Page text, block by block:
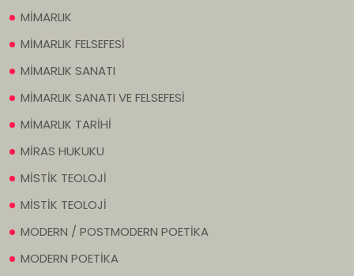
MİMARLIK
MİMARLIK FELSEFESİ
MİMARLIK SANATI
MİMARLIK SANATI VE FELSEFESİ
MİMARLIK TARİHİ
MİRAS HUKUKU
MİSTİK TEOLOJİ
MİSTİK TEOLOJİ
MODERN / POSTMODERN POETİKA
MODERN POETİKA